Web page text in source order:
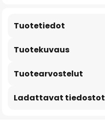
Tuotekuvaus
Tuotetiedot
Tuotearvostelut
Ladattavat tiedostot